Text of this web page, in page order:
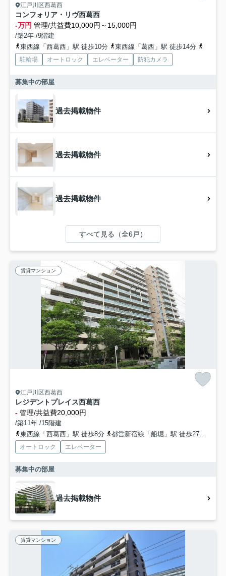
江戸川区西葛西
コンフォリア・リヴ西葛西
-万円 管理/共益費10,000円～15,000円
/築2年 /9階建
東西線「西葛西」駅 徒歩10分
東西線「葛西」駅 徒歩14分
駐輪場 オートロック エレベーター 防犯カメラ
募集中の部屋
過去掲載物件
過去掲載物件
過去掲載物件
すべて見る（全6戸）
賃貸マンション
江戸川区西葛西
レジデントプレイス西葛西
- 管理/共益費20,000円
/築11年 /15階建
東西線「西葛西」駅 徒歩8分
都営新宿線「船堀」駅 徒歩27分
オートロック エレベーター
募集中の部屋
過去掲載物件
賃貸マンション